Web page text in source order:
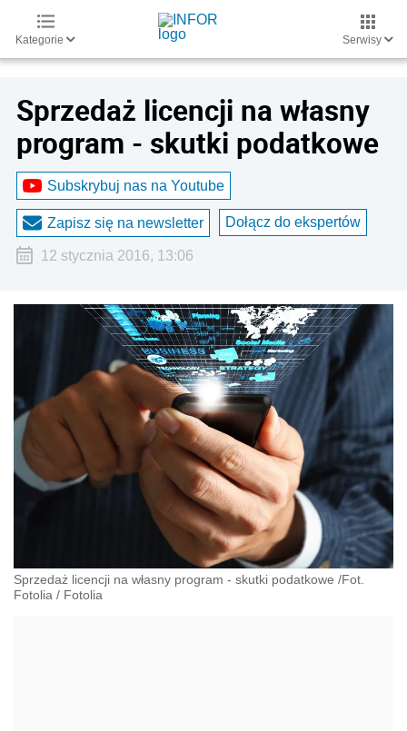
Kategorie Serwisy
Sprzedaż licencji na własny
program - skutki podatkowe
Subskrybuj nas na Youtube
Zapisz się na newsletter Dołącz do ekspertów
12 stycznia 2016, 13:06
Sprzedaż licencji na własny program - skutki podatkowe /Fot.
Fotolia / Fotolia